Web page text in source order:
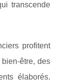
transcende
profitent
être, des
élaborés.